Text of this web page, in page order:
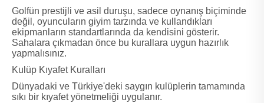
Golfün prestijli ve asil duruşu, sadece oynanış biçiminde
değil, oyuncuların giyim tarzında ve kullandıkları
ekipmanların standartlarında da kendisini gösterir.
Sahalara çıkmadan önce bu kurallara uygun hazırlık
yapmalısınız.
Kulüp Kıyafet Kuralları
Dünyadaki ve Türkiye'deki saygın kulüplerin tamamında
sıkı bir kıyafet yönetmeliği uygulanır.